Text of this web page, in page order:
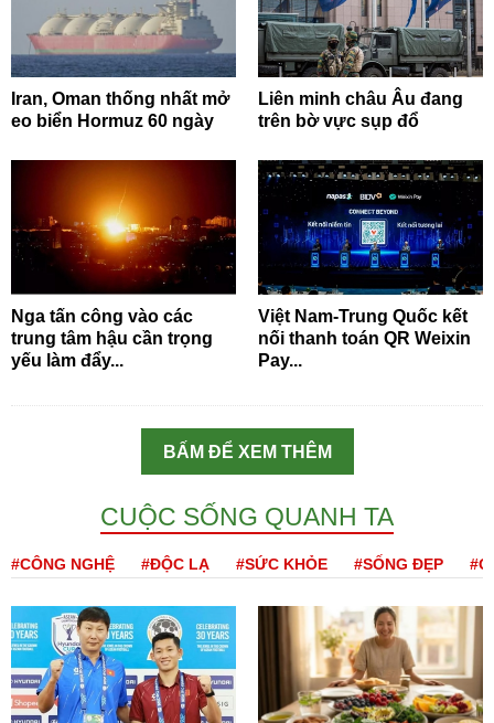
Iran, Oman thống nhất mở
eo biển Hormuz 60 ngày
Liên minh châu Âu đang
trên bờ vực sụp đổ
Nga tấn công vào các
trung tâm hậu cần trọng
yếu làm đẩy...
Việt Nam-Trung Quốc kết
nối thanh toán QR Weixin
Pay...
BẤM ĐỂ XEM THÊM
CUỘC SỐNG QUANH TA
#CÔNG NGHỆ #ĐỘC LẠ #SỨC KHỎE #SỐNG ĐẸP